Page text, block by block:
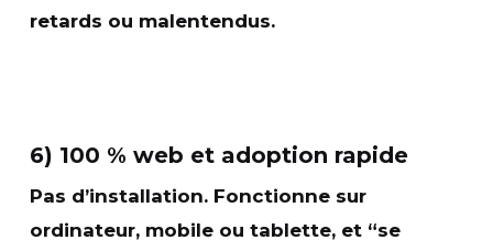
retards ou malentendus.
6) 100 % web et adoption rapide
Pas d’installation. Fonctionne sur
ordinateur, mobile ou tablette, et “se